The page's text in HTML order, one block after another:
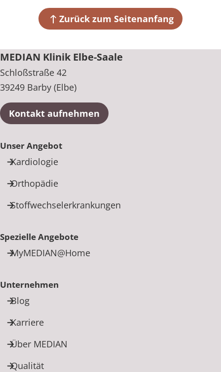
39249 Barby (Elbe)Zurück zum Seitenanfang
MEDIAN Klinik Elbe-Saale
Schloßstraße 42
39249 Barby (Elbe)
Kontakt aufnehmen
Unser Angebot
Kardiologie
Orthopädie
Stoffwechselerkrankungen
Spezielle Angebote
MyMEDIAN@Home
Unternehmen
Blog
Karriere
Über MEDIAN
Qualität